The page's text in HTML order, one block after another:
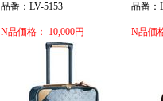
品番：LV-5153
N品価格： 10,000円
品番：
N品価